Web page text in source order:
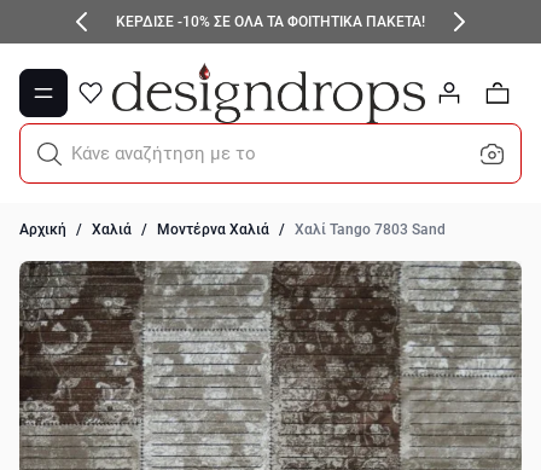
ΚΕΡΔΙΣΕ -10% ΣΕ ΟΛΑ ΤΑ ΦΟΙΤΗΤΙΚΑ ΠΑΚΕΤΑ!
Μετάβαση στο περιεχόμενο
0
Κάνε αναζήτηση με το μικ
Αρχική / Χαλιά / Μοντέρνα Χαλιά / Χαλί Tango 7803 Sand